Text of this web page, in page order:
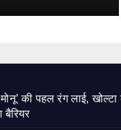
की पहल रंग लाई,
बैरियर